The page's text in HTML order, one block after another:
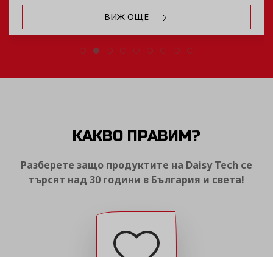
ВИЖ ОЩЕ
КАКВО ПРАВИМ?
Разберете защо продуктите на Daisy Tech се
търсят над 30 години в България и света!